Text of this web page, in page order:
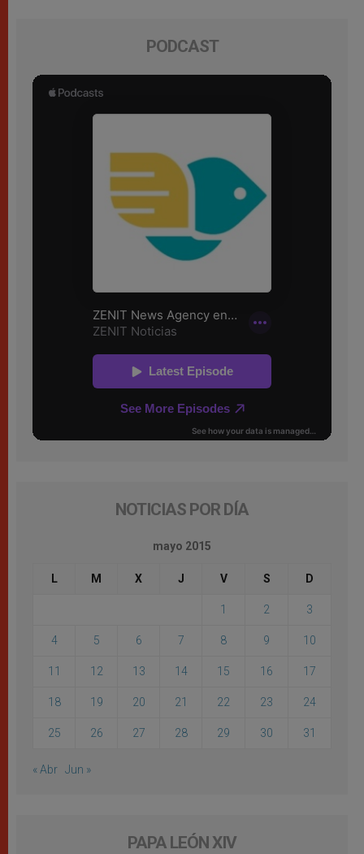
PODCAST
NOTICIAS POR DÍA
mayo 2015
L M X J V S D
1 2 3
4 5 6 7 8 9 10
11 12 13 14 15 16 17
18 19 20 21 22 23 24
25 26 27 28 29 30 31
« Abr Jun »
PAPA LEÓN XIV